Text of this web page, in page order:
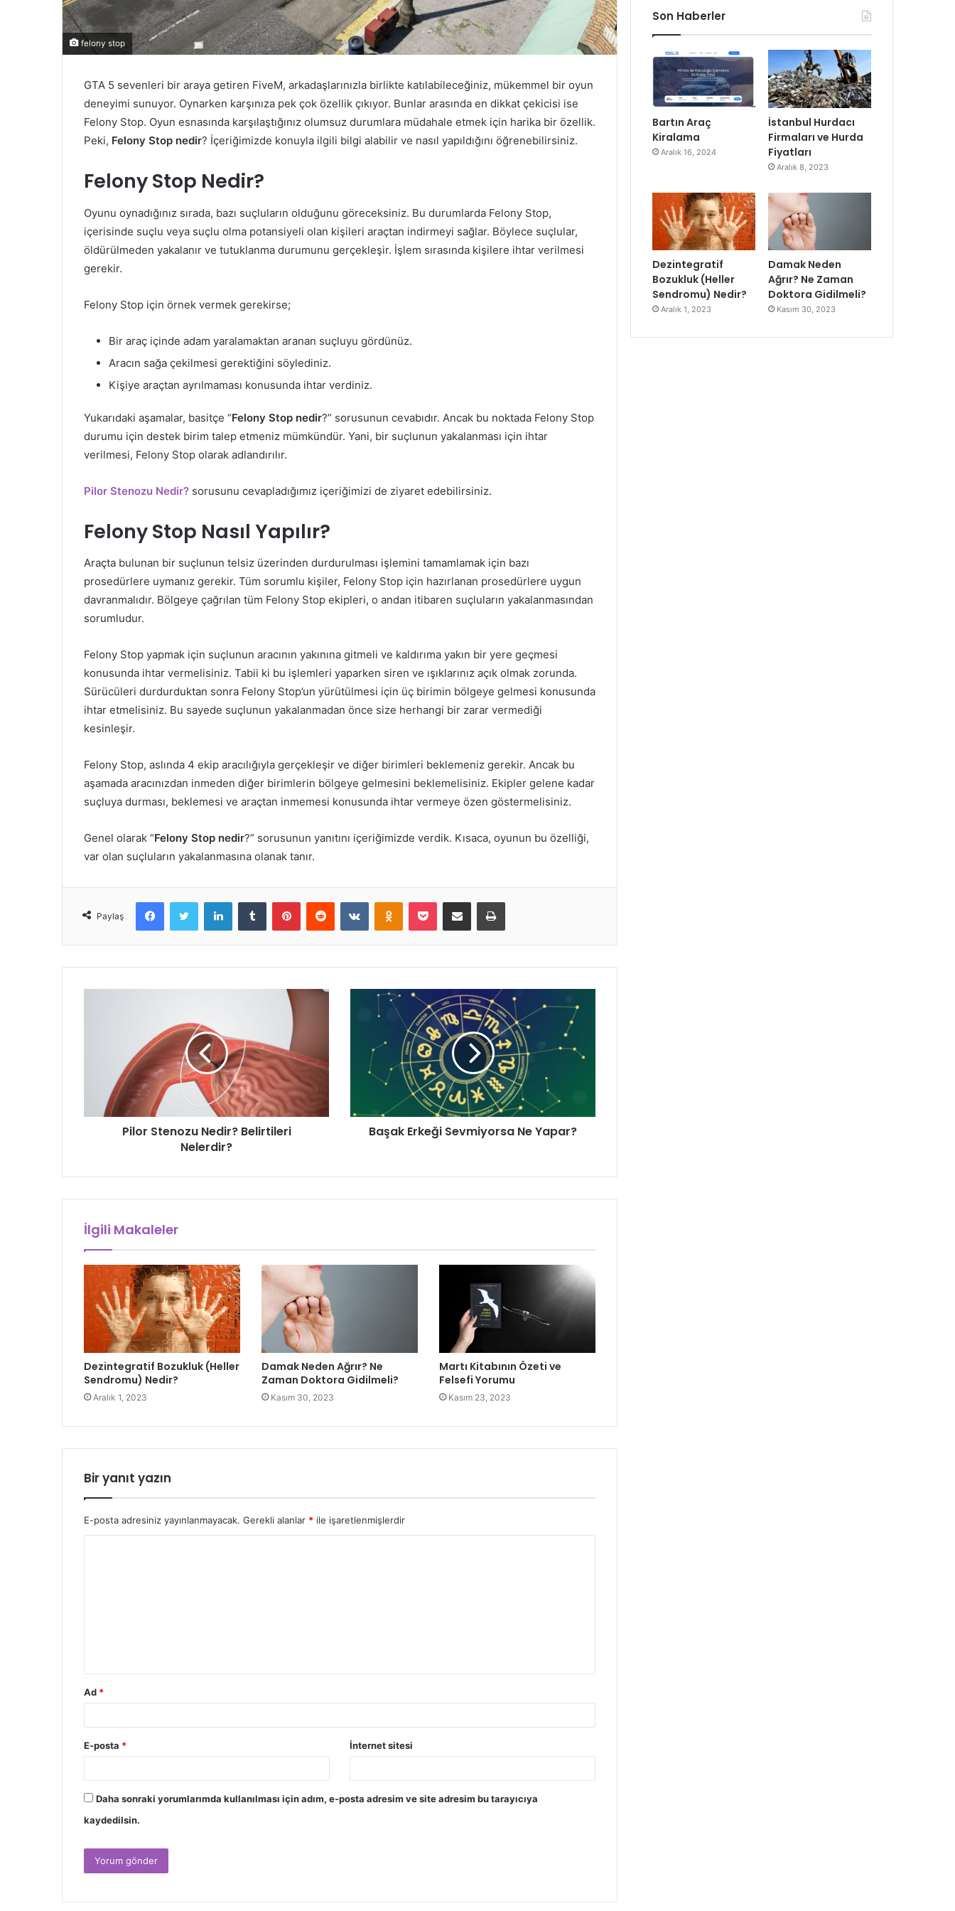
felony stop
GTA 5 sevenleri bir araya getiren FiveM, arkadaşlarınızla birlikte katılabileceğiniz, mükemmel bir oyun
deneyimi sunuyor. Oynarken karşınıza pek çok özellik çıkıyor. Bunlar arasında en dikkat çekicisi ise
Felony Stop. Oyun esnasında karşılaştığınız olumsuz durumlara müdahale etmek için harika bir özellik.
Peki, Felony Stop nedir? İçeriğimizde konuyla ilgili bilgi alabilir ve nasıl yapıldığını öğrenebilirsiniz.
Felony Stop Nedir?
Oyunu oynadığınız sırada, bazı suçluların olduğunu göreceksiniz. Bu durumlarda Felony Stop,
içerisinde suçlu veya suçlu olma potansiyeli olan kişileri araçtan indirmeyi sağlar. Böylece suçlular,
öldürülmeden yakalanır ve tutuklanma durumunu gerçekleşir. İşlem sırasında kişilere ihtar verilmesi
gerekir.
Felony Stop için örnek vermek gerekirse;
Bir araç içinde adam yaralamaktan aranan suçluyu gördünüz.
Aracın sağa çekilmesi gerektiğini söylediniz.
Kişiye araçtan ayrılmaması konusunda ihtar verdiniz.
Yukarıdaki aşamalar, basitçe “Felony Stop nedir?” sorusunun cevabıdır. Ancak bu noktada Felony Stop
durumu için destek birim talep etmeniz mümkündür. Yani, bir suçlunun yakalanması için ihtar
verilmesi, Felony Stop olarak adlandırılır.
Pilor Stenozu Nedir? sorusunu cevapladığımız içeriğimizi de ziyaret edebilirsiniz.
Felony Stop Nasıl Yapılır?
Araçta bulunan bir suçlunun telsiz üzerinden durdurulması işlemini tamamlamak için bazı
prosedürlere uymanız gerekir. Tüm sorumlu kişiler, Felony Stop için hazırlanan prosedürlere uygun
davranmalıdır. Bölgeye çağrılan tüm Felony Stop ekipleri, o andan itibaren suçluların yakalanmasından
sorumludur.
Felony Stop yapmak için suçlunun aracının yakınına gitmeli ve kaldırıma yakın bir yere geçmesi
konusunda ihtar vermelisiniz. Tabii ki bu işlemleri yaparken siren ve ışıklarınız açık olmak zorunda.
Sürücüleri durdurduktan sonra Felony Stop’un yürütülmesi için üç birimin bölgeye gelmesi konusunda
ihtar etmelisiniz. Bu sayede suçlunun yakalanmadan önce size herhangi bir zarar vermediği
kesinleşir.
Felony Stop, aslında 4 ekip aracılığıyla gerçekleşir ve diğer birimleri beklemeniz gerekir. Ancak bu
aşamada aracınızdan inmeden diğer birimlerin bölgeye gelmesini beklemelisiniz. Ekipler gelene kadar
suçluya durması, beklemesi ve araçtan inmemesi konusunda ihtar vermeye özen göstermelisiniz.
Genel olarak “Felony Stop nedir?” sorusunun yanıtını içeriğimizde verdik. Kısaca, oyunun bu özelliği,
var olan suçluların yakalanmasına olanak tanır.
Paylaş
FacebookTwitter LinkedInTumblr PinterestReddit VKontakteOdnoklassniki
Pocket E-Posta ile paylaş Yazdır
Pilor Stenozu Nedir? Belirtileri
Nelerdir?
Başak Erkeği Sevmiyorsa Ne Yapar?
İlgili Makaleler
Dezintegratif Bozukluk (Heller
Sendromu) Nedir?
Aralık 1, 2023
Damak Neden Ağrır? Ne
Zaman Doktora Gidilmeli?
Kasım 30, 2023
Martı Kitabının Özeti ve
Felsefi Yorumu
Kasım 23, 2023
Bir yanıt yazın
E-posta adresiniz yayınlanmayacak. Gerekli alanlar * ile işaretlenmişlerdir
Ad *
E-posta * İnternet sitesi
Daha sonraki yorumlarımda kullanılması için adım, e-posta adresim ve site adresim bu tarayıcıya
kaydedilsin.
Son Haberler
Bartın Araç
Kiralama
Aralık 16, 2024
İstanbul Hurdacı
Firmaları ve Hurda
Fiyatları
Aralık 8, 2023
Dezintegratif
Bozukluk (Heller
Sendromu) Nedir?
Aralık 1, 2023
Damak Neden
Ağrır? Ne Zaman
Doktora Gidilmeli?
Kasım 30, 2023